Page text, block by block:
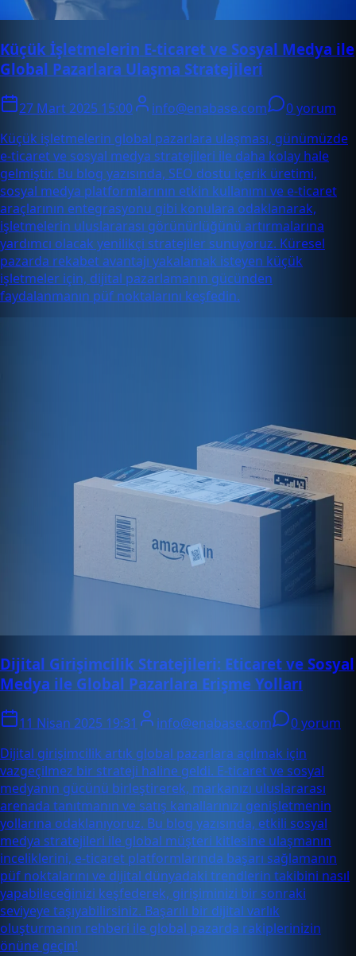
Küçük İşletmelerin E-ticaret ve Sosyal Medya ile
Global Pazarlara Ulaşma Stratejileri
27 Mart 2025 15:00 info@enabase.com
0 yorum
Küçük işletmelerin global pazarlara ulaşması, günümüzde
e-ticaret ve sosyal medya stratejileri ile daha kolay hale
gelmiştir. Bu blog yazısında, SEO dostu içerik üretimi,
sosyal medya platformlarının etkin kullanımı ve e-ticaret
araçlarının entegrasyonu gibi konulara odaklanarak,
işletmelerin uluslararası görünürlüğünü artırmalarına
yardımcı olacak yenilikçi stratejiler sunuyoruz. Küresel
pazarda rekabet avantajı yakalamak isteyen küçük
işletmeler için, dijital pazarlamanın gücünden
faydalanmanın püf noktalarını keşfedin.
Dijital Girişimcilik Stratejileri: Eticaret ve Sosyal
Medya ile Global Pazarlara Erişme Yolları
11 Nisan 2025 19:31 info@enabase.com
0 yorum
Dijital girişimcilik artık global pazarlara açılmak için
vazgeçilmez bir strateji haline geldi. E-ticaret ve sosyal
medyanın gücünü birleştirerek, markanızı uluslararası
arenada tanıtmanın ve satış kanallarınızı genişletmenin
yollarına odaklanıyoruz. Bu blog yazısında, etkili sosyal
medya stratejileri ile global müşteri kitlesine ulaşmanın
inceliklerini, e-ticaret platformlarında başarı sağlamanın
püf noktalarını ve dijital dünyadaki trendlerin takibini nasıl
yapabileceğinizi keşfederek, girişiminizi bir sonraki
seviyeye taşıyabilirsiniz. Başarılı bir dijital varlık
oluşturmanın rehberi ile global pazarda rakiplerinizin
önüne geçin!